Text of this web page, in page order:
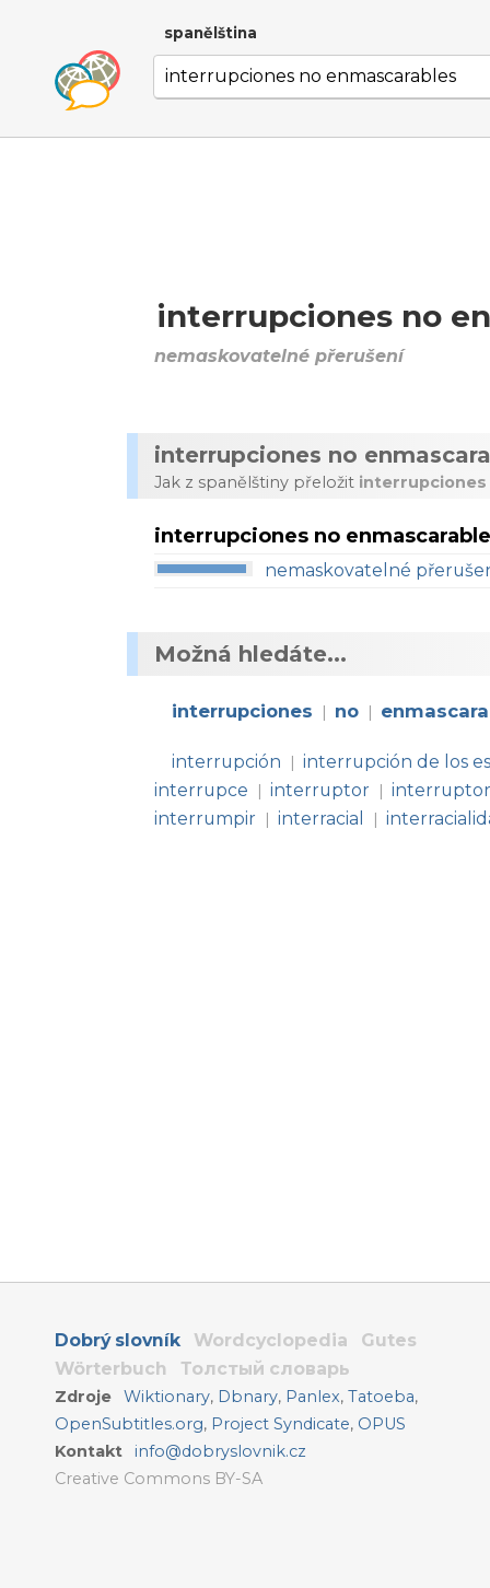
spanělština
interrupciones no
nemaskovatelné přerušení
interrupciones no
Jak z spanělštiny přeložit interrupciones
interrupciones no
nemaskovatelné
Možná hledáte...
interrupciones | no |
interrupción | interrupción de los
interrupce
| interruptor |
interrumpir
| interracial |
Dobrý slovník Wordcyclopedia
Gutes
Wörterbuch
Толстый словарь
Zdroje Wiktionary, Dbnary, Panlex,Tatoeba,
OpenSubtitles.org, Project Syndicate, OPUS
Kontakt
info@dobryslovnik.cz
Creative Commons BY-SA